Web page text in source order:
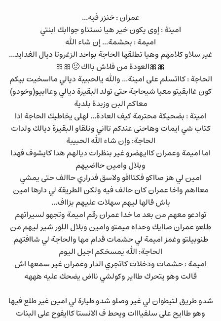
عمران : خنزر فيه...
امينة : إوى يكون خير هيا نستناو جواابك ابنتي
اميمة : بحشمة... إن شاء الله
غير سلاو كلامهم وهيا تطلقها الحاجة بواحد الزغروتا ديال الغدايد...
🎀🎀العودة من فلاش بااك 🙂🎀🎀
الحاجة : كااتسلم على امينة... والله يالحبيبة ديالي مااسخيت بيكم
كون غاابقيتو معيا شيحاجة حتى تولد البقيرة ديالي وعاابيو(وخودو)
معاكم البن وزبدة بلدية
امينة : بضحيكة محترمة كيف العادة... لهلى يخاطيك الحاجة ادا
كتاب شي ايمات وهاحنى عندكم تااني ونلقاو البقيرة ديالك ولدات
الحاجة: وإن شاء الله الحبيبة
اما اميمة وعمران كاايهضرو غير بنظرات ديالهم هدا كايشوف فهدا
وبلال وامين حااضيهم
امين لي هز صااكو فكتاافو ولاسق فدراري حاالف حتى يمشي
معااهم واخا عمران كان حالف فيه ولكن الطريقة لي دارها امين
باش قالها ليهم سهلات عليهم بزااف...
توادعو معهم من بعد ما خدا عمران رقم اميمة وتجهو لسيراتهم
طلعو عمران صاايك وحداه ميمتو وامين وبلال اللور شير ليهم من
طنوبيلتو وغمز اميمة لي حشمات قدام مها والحاجة لي شاافتهم
الحاجة: الله يمسخكم اجيل اليوم
اميمة : حشمات ودخلات كاتجري الدار وعمران غير سمعها اش
قالت وهو يتحرك طااير وكولشي نااض يضحك عليه هههه
شدو طريق لتيطوان لي غير وصلو شدو طيارة لي امين غير طلع فيها
وهو طاايح على سلفيااات ويحط ف الانستا كاايفوح على البنات